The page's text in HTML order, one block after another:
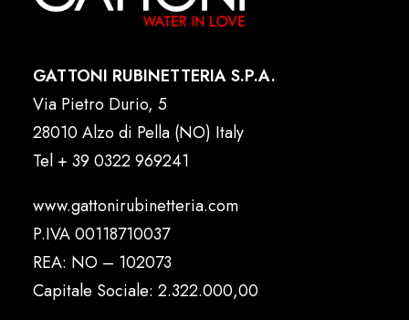
GATTONI RUBINETTERIA S.P.A.
Via Pietro Durio, 5
28010 Alzo di Pella (NO) Italy
Tel + 39 0322 969241
www.gattonirubinetteria.com
P.IVA 00118710037
REA: NO – 102073
Capitale Sociale: 2.322.000,00